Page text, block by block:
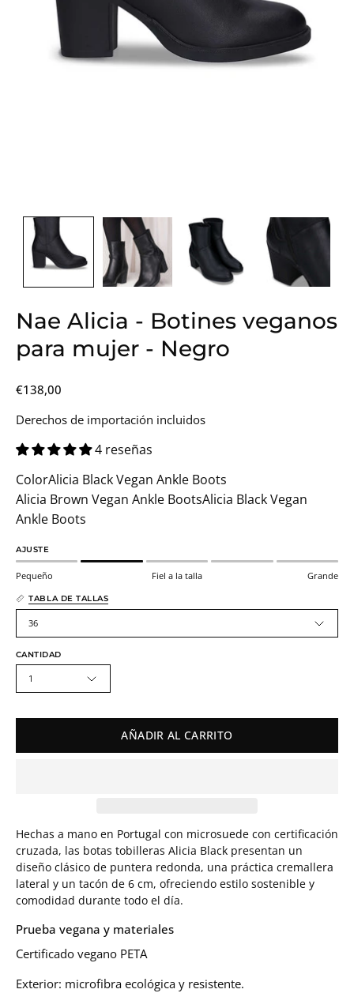
Nae Alicia - Botines veganos
para mujer - Negro
€138,00
Derechos de importación incluidos
4 reseñas
ColorAlicia Black Vegan Ankle Boots
Alicia Brown Vegan Ankle BootsAlicia Black Vegan
Ankle Boots
AJUSTE
Pequeño Fiel a la talla Grande
TABLA DE TALLAS
36
CANTIDAD
1
AÑADIR AL CARRITO
Hechas a mano en Portugal con microsuede con certificación
cruzada, las botas tobilleras Alicia Black presentan un
diseño clásico de puntera redonda, una práctica cremallera
lateral y un tacón de 6 cm, ofreciendo estilo sostenible y
comodidad durante todo el día.
Prueba vegana y materiales
Certificado vegano PETA
Exterior: microfibra ecológica y resistente.